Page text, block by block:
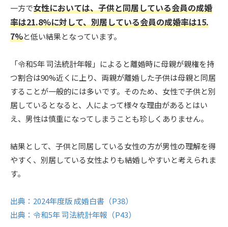
一方で女性においては、子供と同居している会員の成婚
率は21.8%に対して、別居している会員の成婚率は15.
7%と低い結果となっています。
「令和5年 司法統計年報」によると離婚時に母親が親権を持
つ割合は90%近くに上り、両親が離婚した子供は母親と同居
することが一般的には多いです。そのため、女性で子供と別
居しているとなると、人によって様々な理由があるとはい
え、男性は慎重になってしまうことも珍しくありません。
結果として、子供と同居している女性の方が男性の理解を得
やすく、別居している女性よりも結婚しやすいと考えられま
す。
出典：2024年度版 成婚白書（P38）
出典：令和5年 司法統計年報（P43）